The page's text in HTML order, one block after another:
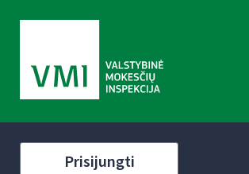
Prisijungti